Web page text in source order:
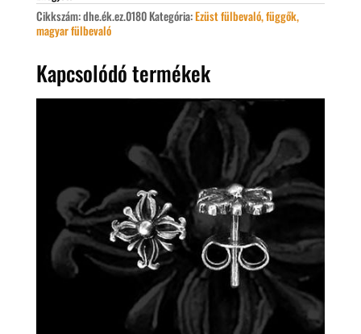
Cikkszám:dhe.ék.ez.0180 Kategória:Ezüst fülbevaló, függők,
magyar fülbevaló
Kapcsolódó termékek